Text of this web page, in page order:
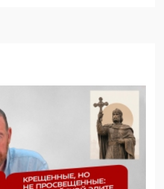
ЮНЕСКО в России, но
определять
граждан: Минцифры намерено
и муниципалитетов право
и социальные объекты от